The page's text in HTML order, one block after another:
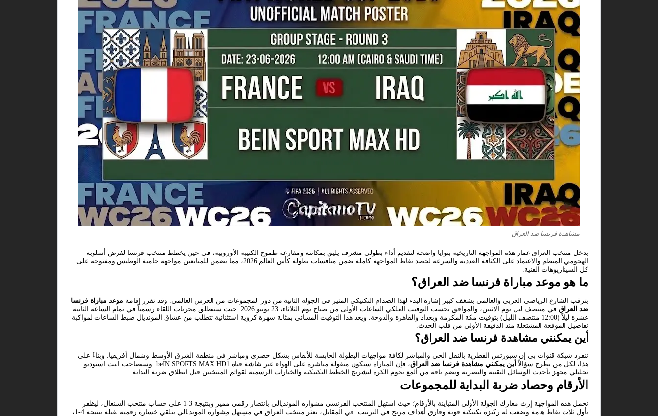
مشاهدة فرنسا ضد العراق
يدخل منتخب العراق غمار هذه المواجهة التاريخية بنوايا واضحة لتقديم أداء بطولي مشرف يليق بمكانته ومقارعة طموح الكتيبة الأوروبية، في حين يخطط منتخب فرنسا لفرض أسلوبه
الهجومي المنظم والاعتماد على الكثافة العددية والسرعة لحصد نقاط المواجهة كاملة ضمن منافسات بطولة كأس العالم 2026، مما يضمن للمتابعين مواجهة حامية الوطيس ومفتوحة على
كل السيناريوهات الفنية.
ما هو موعد مباراة فرنسا ضد العراق؟
يترقب الشارع الرياضي العربي والعالمي بشغف كبير إشارة البدء لهذا الصدام التكتيكي المثير في الجولة الثانية من دور المجموعات من العرس العالمي. وقد تقرر إقامة موعد مباراة فرنسا
ضد العراق
في منتصف ليل يوم الاثنين، والموافق بحسب التوقيت الفلكي الساعات الأولى من صباح يوم الثلاثاء، 23 يونيو 2026. حيث ستنطلق مجريات اللقاء رسمياً في تمام الساعة الثانية
عشرة ليلاً (12:00 منتصف الليل) بتوقيت مكة المكرمة وبغداد والقاهرة والدوحة. ويعد هذا التوقيت المسائي بمثابة سهرة كروية استثنائية تتطلب من عشاق المونديال ضبط الساعات لمواكبة
تفاصيل الموقعة المشتعلة منذ الدقيقة الأولى من قلب الحدث.
أين يمكنني مشاهدة فرنسا ضد العراق؟
تنفرد شبكة قنوات بي إن سبورتس القطرية بالنقل الحي والمباشر لكافة مواجهات البطولة الحابسة للأنفاس بشكل حصري ومباشر في منطقة الشرق الأوسط وشمال أفريقيا. وبناءً على
هذا، لكل من يطرح سؤالاً أين يمكنني مشاهدة فرنسا ضد العراق
، فإن المباراة ستكون منقولة مباشرة على الهواء عبر شاشة قناة beIN SPORTS MAX HD1. وسيصاحب البث استوديو
تحليلي مجهز بأحدث الوسائل التقنية والبصرية ويضم باقة من ألمع نجوم الكرة لتشريح الخطط التكتيكية والخيارات الرسمية لقوائم المنتخبين قبل انطلاق ضربة البداية.
الأرقام وحصاد ضربة البداية للمجموعات
تحمل هذه المواجهة إرث معارك الجولة الأولى المتباينة بالأرقام؛ حيث استهل المنتخب الفرنسي مشواره المونديالي بانتصار رقمي مميز وبنتيجة 3-1 على حساب منتخب السنغال، ليظفر
بأول ثلاث نقاط هامة وضعت له ركيزة تكتيكية قوية وفارق أهداف مريح في الترتيب. في المقابل، تعثر منتخب العراق في مستهل مشواره المونديالي بتلقي خسارة رقمية ثقيلة بنتيجة 4-1،